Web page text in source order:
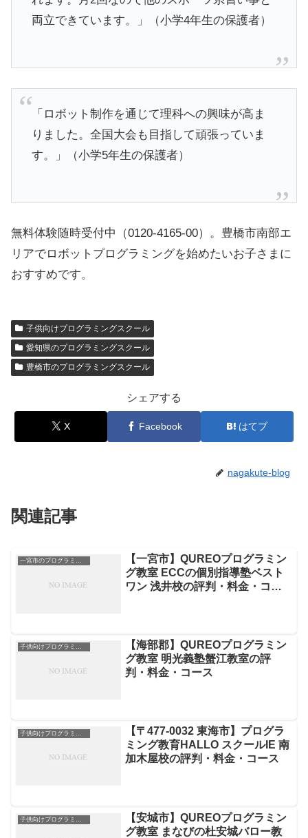
両立できています。」（小学4年生の保護者）
「ロボット制作を通じて理科への興味が高ま
りました。全国大会も目指して頑張っていま
す。」（小学5年生の保護者）
無料体験随時受付中（0120-4165-00）。豊橋市南部エ
リアでロボットプログラミングを始めたいお子さまに
おすすめです。
子供向けプログラミングスクール
愛知県のプログラミングスクール
豊橋市のプログラミングスクール
シェアする
X Facebook はてブ
nagakute-blog
関連記事
【一宮市】QUREOプログラミン
グ教室 ECCの個別指導塾ベスト
ワン 浅井校の評判・料金・コー
子供向けプログラミングスクール
【海部郡】QUREOプログラミン
グ教室 明光義塾蟹江教室の評
判・料金・コース
【〒477-0032 東海市】プログラ
ミング教育HALLO スクールIE 南
加木屋校の評判・料金・コース
【安城市】QUREOプログラミン
グ教室 まなびの杜安城バロー教